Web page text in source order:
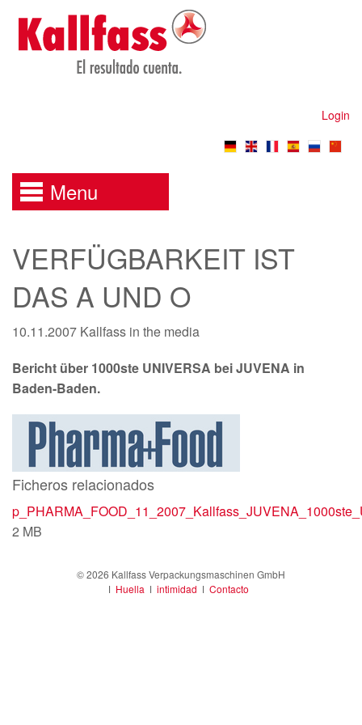
Login
Menu
VERFÜGBARKEIT IST
DAS A UND O
10.11.2007 Kallfass in the media
Bericht über 1000ste UNIVERSA bei JUVENA in
Baden-Baden.
Ficheros relacionados
2 MB
© 2026 Kallfass Verpackungsmaschinen GmbH
ǀ Huella ǀ intimidad ǀ Contacto